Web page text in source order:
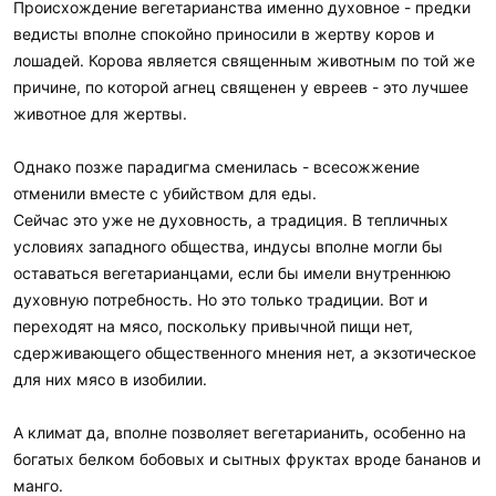
опасно, т к огромное количество зараженных больных
животных. При мне человек заразился амебиазом, поев мясо в
хорошем ресторане. Ветеринарная служба там не поставлена
на государственном уровне, никто не следит за
эпидемиологической ситуацией в деревнях.
Питалась тушенкой, ей присылали в посылках из России или
покупала Дели в спец магазинах.
Веганство индусов, которое для западных людей связано
больше с духовностью, есть не более чем адаптационный
фактор по климату и социально-экономическим условиям. В
жару мясо тело и не просит, это тяжелая пища в таком
климате. И мне было так странно видеть изможденных веганов
-мужчин в Новосибирске, в -20-30, когда животный жир
-главный согревающий фактор в пище эндемичного
рода и условиями, занятый тяжелым трудом (строил дом сам,
убежденный родновер ) , руки как прутики, истощенный, но с
бородой и веган.
Происхождение вегетарианства именно духовное - предки
ведисты вполне спокойно приносили в жертву коров и
лошадей. Корова является священным животным по той же
причине, по которой агнец священен у евреев - это лучшее
животное для жертвы.
Однако позже парадигма сменилась - всесожжение
отменили вместе с убийством для еды.
Сейчас это уже не духовность, а традиция. В тепличных
условиях западного общества, индусы вполне могли бы
оставаться вегетарианцами, если бы имели внутреннюю
духовную потребность. Но это только традиции. Вот и
переходят на мясо, поскольку привычной пищи нет,
сдерживающего общественного мнения нет, а экзотическое
для них мясо в изобилии.
А климат да, вполне позволяет вегетарианить, особенно на
богатых белком бобовых и сытных фруктах вроде бананов и
манго.